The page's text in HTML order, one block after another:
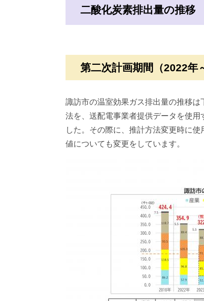
二酸化炭素排出量の推移​
第二次計画期間（2022年
諏訪市の温室効果ガス排出量の推移
法を、送配電事業者提供データを使
した。その際に、推計方法変更時に
値についても変更をしています。